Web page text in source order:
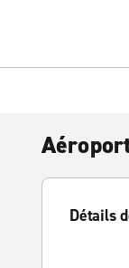
Détails